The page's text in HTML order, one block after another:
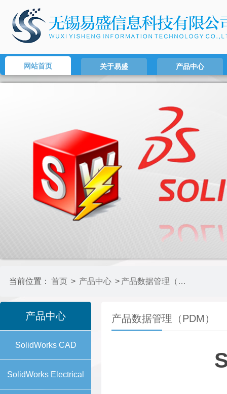
网站首页 关于易盛 产品中心
当前位置： 首页 > 产品中心 > 产品数据管理（PDM）
产品中心
SolidWorks CAD
SolidWorks Electrical
产品数据管理（PDM）